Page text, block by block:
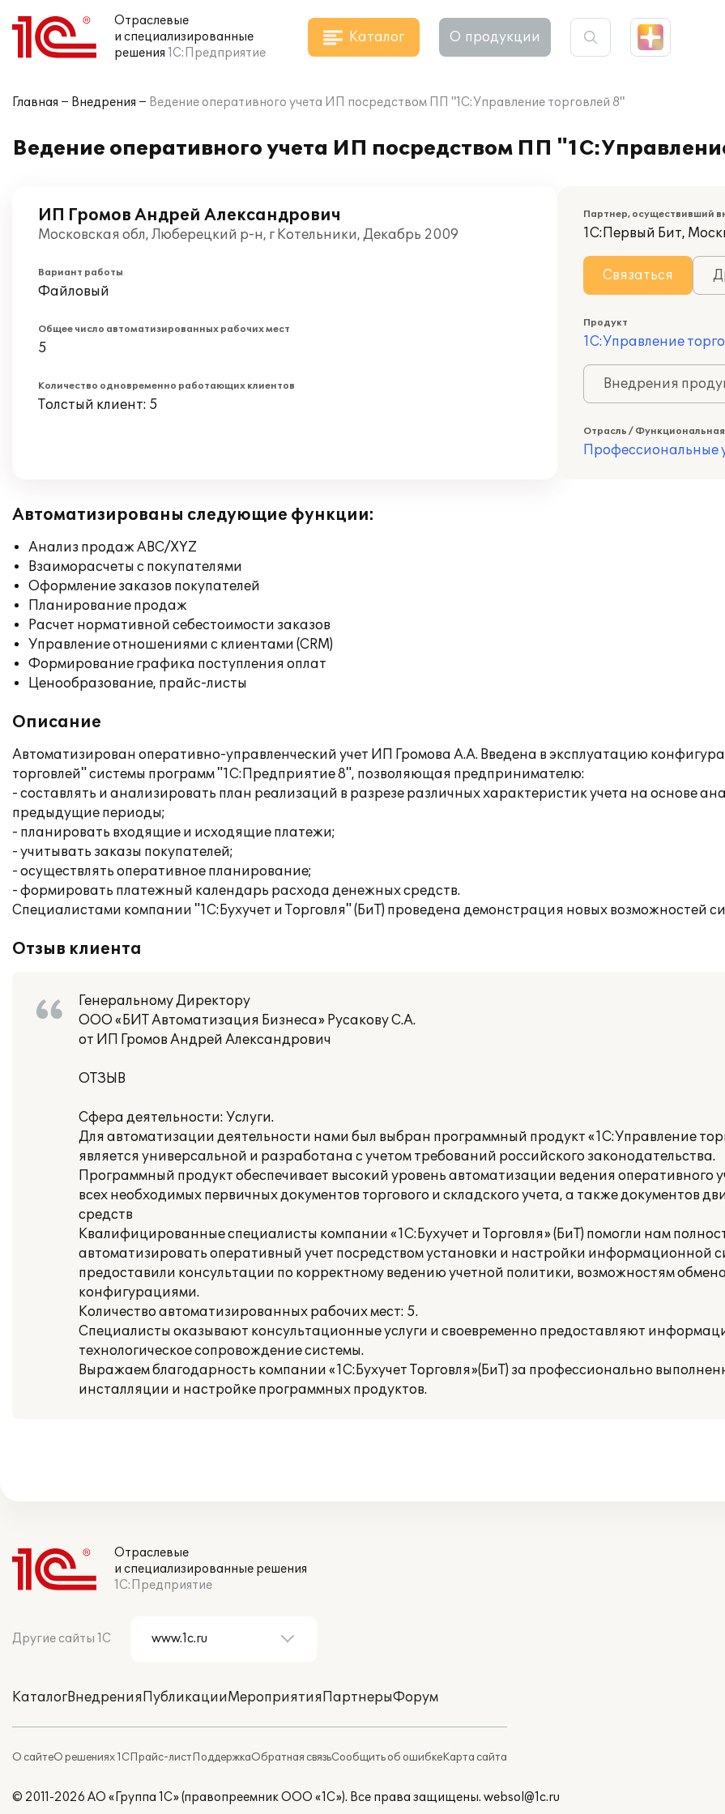
Отраслевые
и специализированные
решения 1С:Предприятие
Каталог О продукции
Главная Внедрения Ведение оперативного учета ИП посредством ПП "1С:Управление торговлей 8"
Ведение оперативного учета ИП посредством ПП
ИП Громов Андрей Александрович
Московская обл, Люберецкий р-н, г Котельники, Декабрь 2009
Вариант работы
Файловый
Общее число автоматизированных рабочих мест
5
Количество одновременно работающих клиентов
Толстый клиент: 5
Партнер, осуществивший
1С:Первый Бит,
Связаться
Продукт
1С:Управление
Внедрения
Отрасль /
Профессиональные
Автоматизированы следующие функции:
Анализ продаж ABC/XYZ
Взаиморасчеты с покупателями
Оформление заказов покупателей
Планирование продаж
Расчет нормативной себестоимости заказов
Управление отношениями с клиентами (CRM)
Формирование графика поступления оплат
Ценообразование, прайс-листы
Описание
Автоматизирован оперативно-управленческий учет ИП Громова А.А. Введена в эксплуатацию
торговлей" системы программ "1С:Предприятие 8", позволяющая предпринимателю:
- составлять и анализировать план реализаций в разрезе различных характеристик учета на основе
предыдущие периоды;
- планировать входящие и исходящие платежи;
- учитывать заказы покупателей;
- осуществлять оперативное планирование;
- формировать платежный календарь расхода денежных средств.
Специалистами компании "1С:Бухучет и Торговля" (БиТ) проведена демонстрация новых возможностей
Отзыв клиента
Генеральному Директору
ООО «БИТ Автоматизация Бизнеса» Русакову С.А.
от ИП Громов Андрей Александрович
ОТЗЫВ
Сфера деятельности: Услуги.
Для автоматизации деятельности нами был выбран программный продукт «1С:Управление
является универсальной и разработана с учетом требований российского законодательства.
Программный продукт обеспечивает высокий уровень автоматизации ведения оперативного
всех необходимых первичных документов торгового и складского учета, а также документов
средств
Квалифицированные специалисты компании «1С:Бухучет и Торговля» (БиТ) помогли нам
автоматизировать оперативный учет посредством установки и настройки информационной
предоставили консультации по корректному ведению учетной политики, возможностям
конфигурациями.
Количество автоматизированных рабочих мест: 5.
Специалисты оказывают консультационные услуги и своевременно предоставляют
технологическое сопровождение системы.
Выражаем благодарность компании «1С:Бухучет Торговля»(БиТ) за профессионально
инсталляции и настройке программных продуктов.
Отраслевые
и специализированные решения
1С:Предприятие
Другие сайты 1С
КаталогВнедренияПубликацииМероприятияПартнерыФорум
О сайтеО решениях 1СПрайс-листПоддержкаОбратная связьСообщить об ошибкеКарта сайта
© 2011-2026 АО «Группа 1С» (правопреемник ООО «1С»). Все права защищены. websol@1c.ru